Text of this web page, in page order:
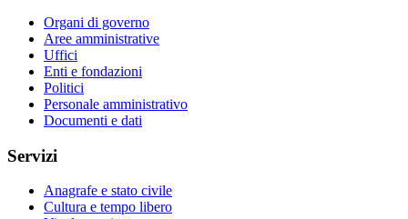
Organi di governo
Aree amministrative
Uffici
Enti e fondazioni
Politici
Personale amministrativo
Documenti e dati
Servizi
Anagrafe e stato civile
Cultura e tempo libero